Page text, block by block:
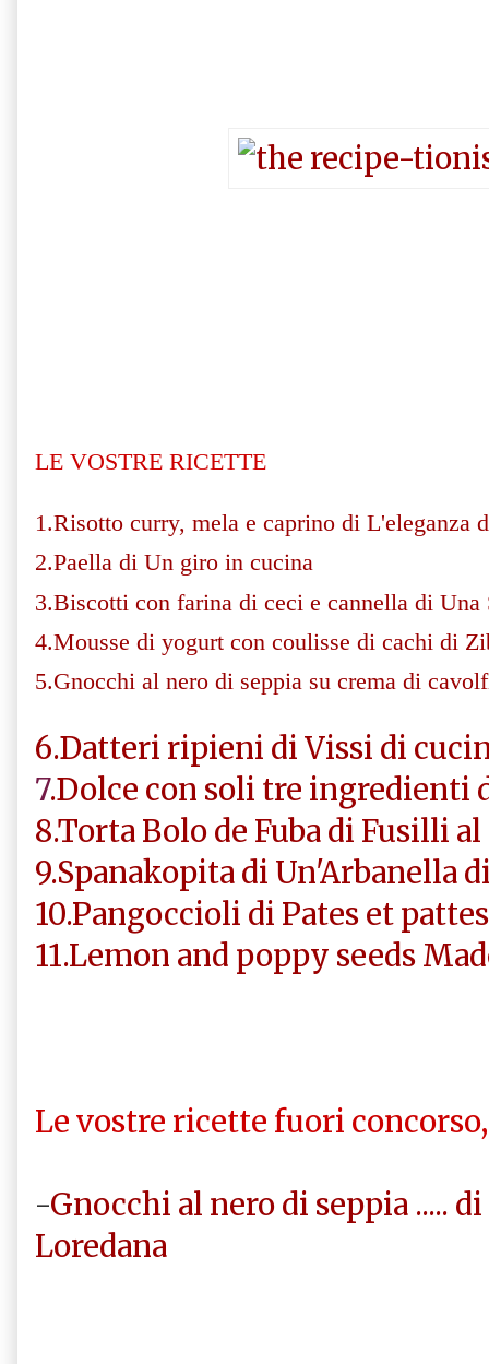
LE VOSTRE RICETTE
1.Risotto curry, mela e caprino di L'eleganza
2.Paella di Un giro in cucina
3.Biscotti con farina di ceci e cannella di
4.Mousse di yogurt con coulisse di cachi di
5.Gnocchi al nero di seppia su crema di
6.Datteri ripieni di Vissi di
7.Dolce con soli tre ingredienti
8.Torta Bolo de Fuba di Fusilli
9.Spanakopita di Un'Arbanella
10.Pangoccioli di Pates et pattes
11.Lemon and poppy seeds
Le vostre ricette fuori
-Gnocchi al nero di seppia .....
Loredana